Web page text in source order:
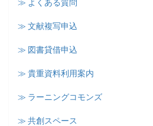
≫ よくある質問
≫ 文献複写申込
≫ 図書貸借申込
≫ 貴重資料利用案内
≫ ラーニングコモンズ
≫ 共創スペース